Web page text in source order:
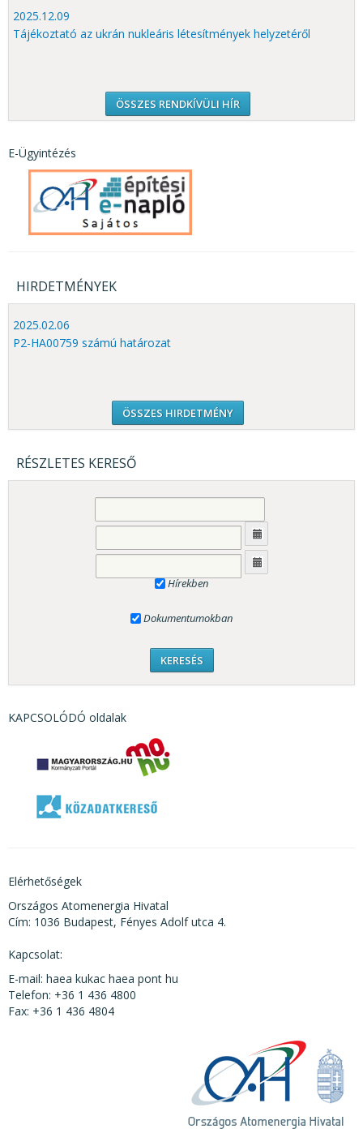
2025.12.09
Tájékoztató az ukrán nukleáris létesítmények helyzetéről
ÖSSZES RENDKÍVÜLI HÍR
E-Ügyintézés
HIRDETMÉNYEK
2025.02.06
P2-HA00759 számú határozat
ÖSSZES HIRDETMÉNY
RÉSZLETES KERESŐ
Hírekben
Dokumentumokban
KAPCSOLÓDÓ oldalak
Elérhetőségek
Országos Atomenergia Hivatal
Cím: 1036 Budapest, Fényes Adolf utca 4.
Kapcsolat:
E-mail: haea kukac haea pont hu
Telefon: +36 1 436 4800
Fax: +36 1 436 4804